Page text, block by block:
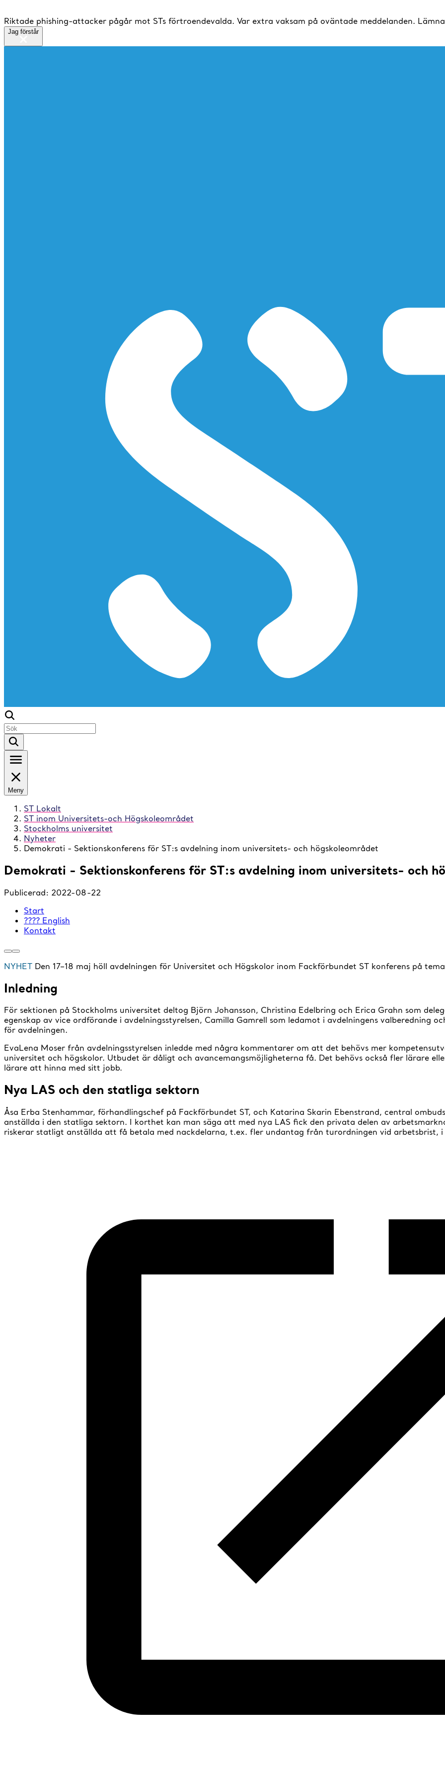
Riktade phishing-attacker pågår mot STs förtroendevalda. Var extra vaksam på oväntade meddelanden.
Jag förstår
Meny
ST Lokalt
ST inom Universitets-och Högskoleområdet
Stockholms universitet
Nyheter
Demokrati - Sektionskonferens för ST:s avdelning inom universitets- och högskoleområdet
Demokrati - Sektionskonferens för ST:s avdelning inom universitets- och
Publicerad: 2022-08-22
Start
???? English
Kontakt
NYHET Den 17–18 maj höll avdelningen för Universitet och Högskolor inom Fackförbundet ST konferens på
Inledning
För sektionen på Stockholms universitet deltog Björn Johansson, Christina Edelbring och Erica Grahn som
egenskap av vice ordförande i avdelningsstyrelsen, Camilla Gamrell som ledamot i avdelningens valberedning
för avdelningen.
EvaLena Moser från avdelningsstyrelsen inledde med några kommentarer om att det behövs mer
universitet och högskolor. Utbudet är dåligt och avancemangsmöjligheterna få. Det behövs också fler lärare
lärare att hinna med sitt jobb.
Nya LAS och den statliga sektorn
Åsa Erba Stenhammar, förhandlingschef på Fackförbundet ST, och Katarina Skarin Ebenstrand, central
anställda i den statliga sektorn. I korthet kan man säga att med nya LAS fick den privata delen av
riskerar statligt anställda att få betala med nackdelarna, t.ex. fler undantag från turordningen vid arbetsbrist,